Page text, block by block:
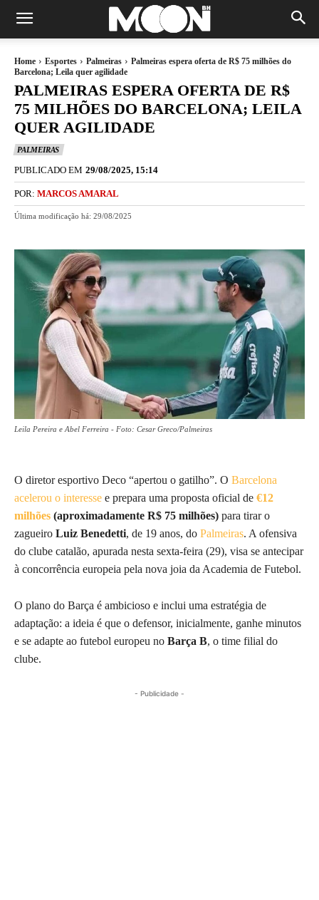
Home Esportes Palmeiras
Palmeiras espera oferta de R$ 75 milhões do
Barcelona; Leila quer agilidade
PALMEIRAS ESPERA OFERTA DE R$
75 MILHÕES DO BARCELONA; LEILA
QUER AGILIDADE
PALMEIRAS
PUBLICADO EM 29/08/2025, 15:14
POR: MARCOS AMARAL
Última modificação há: 29/08/2025
Leila Pereira e Abel Ferreira - Foto: Cesar Greco/Palmeiras
O diretor esportivo Deco “apertou o gatilho”. O Barcelona
acelerou o interesse e prepara uma proposta oficial de €12
milhões (aproximadamente R$ 75 milhões) para tirar o
zagueiro Luiz Benedetti, de 19 anos, do Palmeiras. A ofensiva
do clube catalão, apurada nesta sexta-feira (29), visa se antecipar
à concorrência europeia pela nova joia da Academia de Futebol.
O plano do Barça é ambicioso e inclui uma estratégia de
adaptação: a ideia é que o defensor, inicialmente, ganhe minutos
e se adapte ao futebol europeu no Barça B, o time filial do
clube.
- Publicidade -